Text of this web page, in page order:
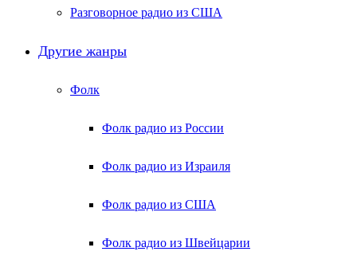
Разговорное радио из США
Другие жанры
Фолк
Фолк радио из России
Фолк радио из Израиля
Фолк радио из США
Фолк радио из Швейцарии